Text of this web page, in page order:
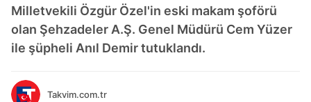
Milletvekili Özgür Özel'in eski makam şoförü
olan Şehzadeler A.Ş. Genel Müdürü Cem Yüzer
ile şüpheli Anıl Demir tutuklandı.
Takvim.com.tr